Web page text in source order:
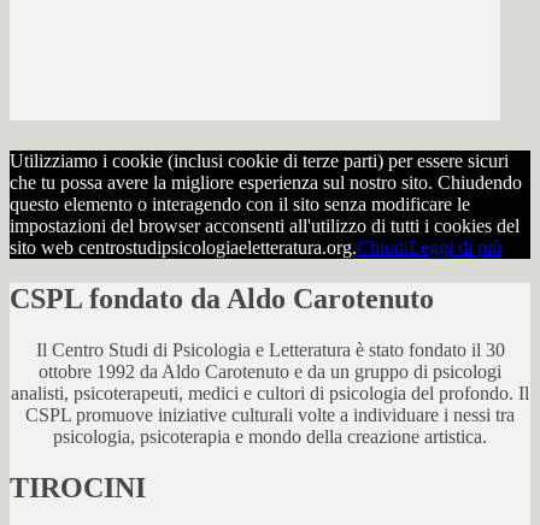
Utilizziamo i cookie (inclusi cookie di terze parti) per essere sicuri
che tu possa avere la migliore esperienza sul nostro sito. Chiudendo
questo elemento o interagendo con il sito senza modificare le
impostazioni del browser acconsenti all'utilizzo di tutti i cookies del
sito web centrostudipsicologiaeletteratura.org.ChiudiLeggi di più
CSPL fondato da Aldo Carotenuto
Il Centro Studi di Psicologia e Letteratura è stato fondato il 30
ottobre 1992 da Aldo Carotenuto e da un gruppo di psicologi
analisti, psicoterapeuti, medici e cultori di psicologia del profondo. Il
CSPL promuove iniziative culturali volte a individuare i nessi tra
psicologia, psicoterapia e mondo della creazione artistica.
TIROCINI